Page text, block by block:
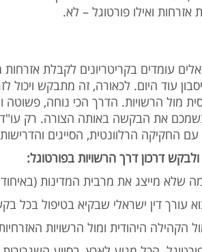
ואילו פורטוגל – לא.
עומדים בקריטריונים לקבלת
עוד היום. לכאורה, זה מתבקש
מול הרשויות. הדרך הכי נוחה,
את הבקשה באותה הצורה. רק
החקיקה הרלוונטית, הסייגים
דרכון דרך הרשויות בפורטוגל:
שלא מייצג את מרבית המדינות
עורך דין ישראלי שבקיא בטיפול בכל
היהודית ומול הרשויות